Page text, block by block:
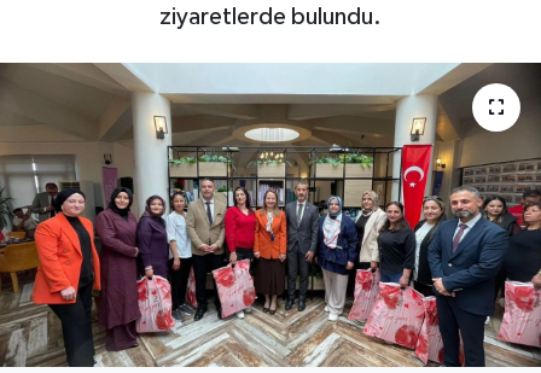
ziyaretlerde bulundu.
Magazin
Müzik
Piyasa
Resmi İlanlar
Sağlık